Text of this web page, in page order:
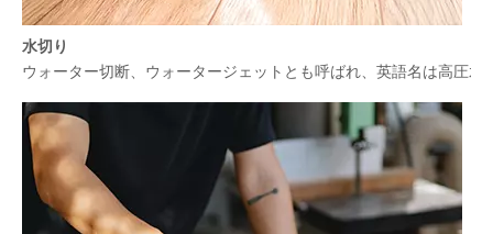
ウォーター切断、ウォータージェットとも呼ばれ、英語名は高圧